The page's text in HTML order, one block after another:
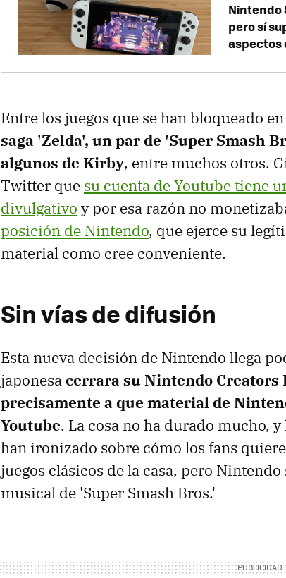
Nintendo
pero sí
aspectos
Entre los juegos que se han bloqueado
saga 'Zelda', un par de 'Super Smash
algunos de Kirby, entre muchos otros.
Twitter que su cuenta de Youtube tiene
divulgativo y por esa razón no
posición de Nintendo, que ejerce su
material como cree conveniente.
Sin vías de difusión
Esta nueva decisión de Nintendo llega
japonesacerrara su Nintendo Creators
precisamente a que material de
Youtube. La cosa no ha durado mucho,
han ironizado sobre cómo los fans
juegos clásicos de la casa, pero
musical de 'Super Smash Bros.'